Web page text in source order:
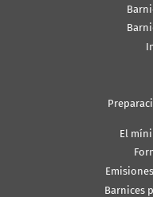
El
Barnices